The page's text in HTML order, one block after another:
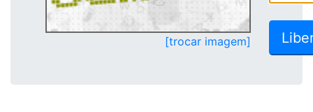
[trocar imagem]